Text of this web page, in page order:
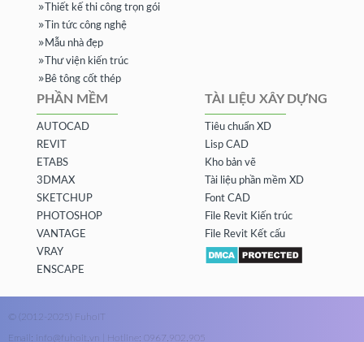
Thiết kế thi công trọn gói
Tin tức công nghệ
Mẫu nhà đẹp
Thư viện kiến trúc
Bê tông cốt thép
PHẦN MỀM
AUTOCAD
REVIT
ETABS
3DMAX
SKETCHUP
PHOTOSHOP
VANTAGE
VRAY
ENSCAPE
TÀI LIỆU XÂY DỰNG
Tiêu chuẩn XD
Lisp CAD
Kho bản vẽ
Tài liệu phần mềm XD
Font CAD
File Revit Kiến trúc
File Revit Kết cấu
© (2012-2025) FuhoIT
Email: info@fuhoit.vn | Hotline: 0967.902.905